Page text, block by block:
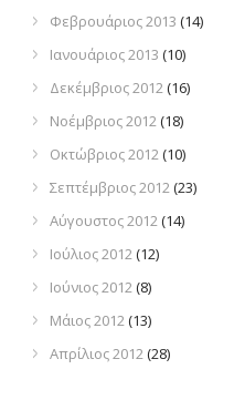
Φεβρουάριος 2013 (14)
Ιανουάριος 2013 (10)
Δεκέμβριος 2012(16)
Νοέμβριος 2012(18)
Οκτώβριος 2012(10)
Σεπτέμβριος 2012(23)
Αύγουστος 2012(14)
Ιούλιος 2012(12)
Ιούνιος 2012(8)
Μάιος 2012(13)
Απρίλιος 2012(28)